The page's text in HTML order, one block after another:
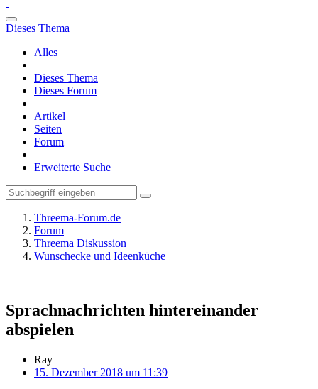
Dieses Thema
Alles
Dieses Thema
Dieses Forum
Artikel
Seiten
Forum
Erweiterte Suche
Threema-Forum.de
Forum
Threema Diskussion
Wunschecke und Ideenküche
Sprachnachrichten hintereinander
abspielen
Ray
15. Dezember 2018 um 11:39